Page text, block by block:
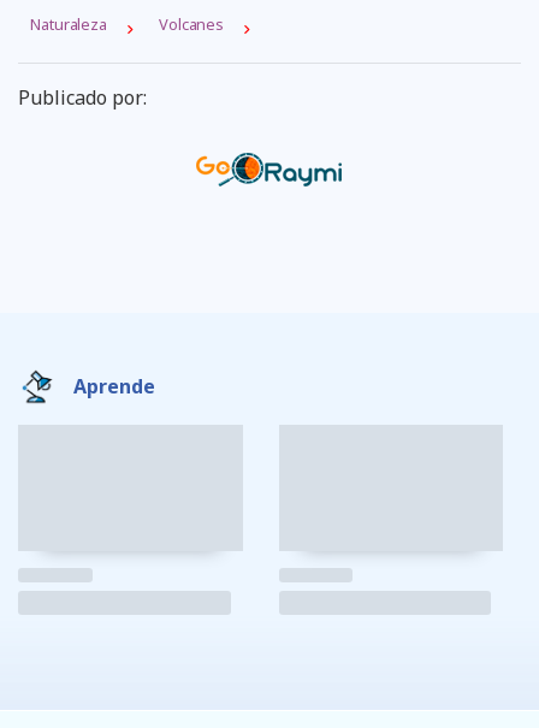
Naturaleza
Volcanes
Publicado por:
Aprende